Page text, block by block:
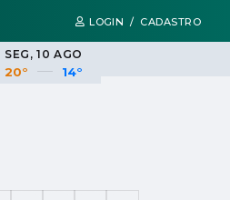
LOGIN / CADASTRO
SEG 10 AGO
20° 14°